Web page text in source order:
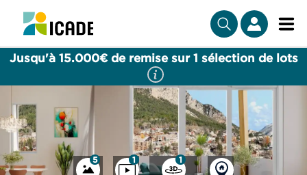
Jusqu'à 15.000€ de remise sur 1 sélection de lots
5 1 1